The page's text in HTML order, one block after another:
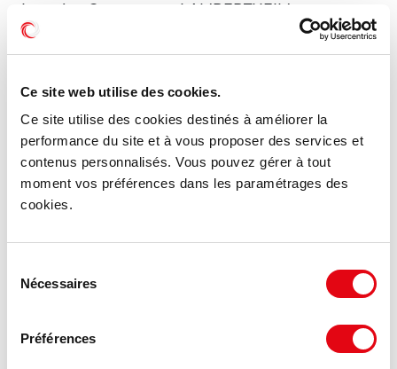
Ce site web utilise des cookies.
Ce site utilise des cookies destinés à améliorer la
performance du site et à vous proposer des services et
contenus personnalisés. Vous pouvez gérer à tout
moment vos préférences dans les paramétrages des
cookies.
Nécessaires
Préférences
Location Commerces LAMPERTHEIM
8 rue du Chemin de Fer, 67450 LAMPERTHEIM
830 m²